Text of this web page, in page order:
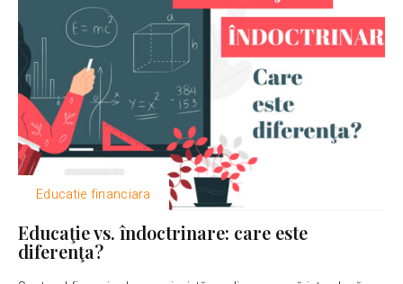
Educatie financiara
Educaţie vs. îndoctrinare: care este
diferenţa?